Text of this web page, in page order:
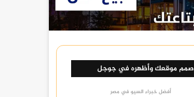
صمم موقعك وأظهره في جوجل
أفضل خبراء السيو في مصر